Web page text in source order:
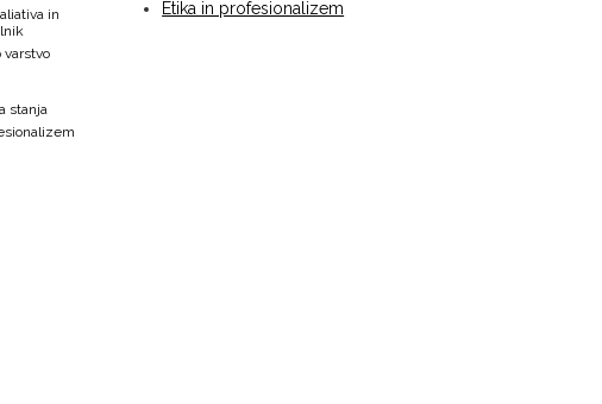
in
varstvo
stanja
Etika in profesionalizem